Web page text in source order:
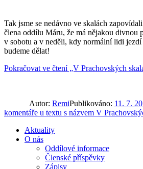
Tak jsme se nedávno ve skalách
člena oddílu Máru, že má nějakou divnou
v sobotu a v neděli, kdy normální lidi
budeme dělat!
Pokračovat ve čtení„V Prachovských
Autor: RemiPublikováno: 11. 7.
komentáře u textu s názvem V
Aktuality
O nás
Oddílové informace
Členské příspěvky
Zápisy